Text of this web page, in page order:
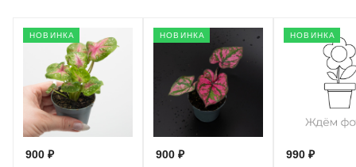
НОВИНКА
900 ₽
НОВИНКА
900 ₽
НОВИНКА
990 ₽